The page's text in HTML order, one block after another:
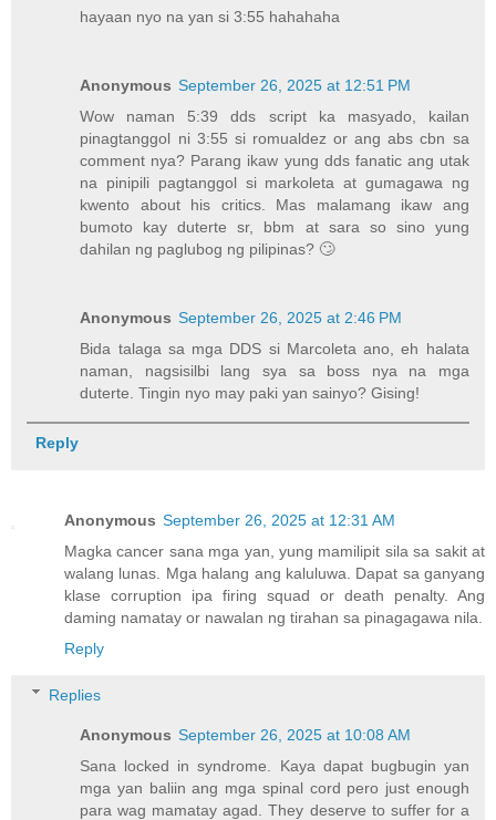
hayaan nyo na yan si 3:55 hahahaha
Anonymous September 26, 2025 at 12:51 PM
Wow naman 5:39 dds script ka masyado, kailan
pinagtanggol ni 3:55 si romualdez or ang abs cbn sa
comment nya? Parang ikaw yung dds fanatic ang utak
na pinipili pagtanggol si markoleta at gumagawa ng
kwento about his critics. Mas malamang ikaw ang
bumoto kay duterte sr, bbm at sara so sino yung
dahilan ng paglubog ng pilipinas? 🙄
Anonymous September 26, 2025 at 2:46 PM
Bida talaga sa mga DDS si Marcoleta ano, eh halata
naman, nagsisilbi lang sya sa boss nya na mga
duterte. Tingin nyo may paki yan sainyo? Gising!
Reply
Anonymous September 26, 2025 at 12:31 AM
Magka cancer sana mga yan, yung mamilipit sila sa sakit at
walang lunas. Mga halang ang kaluluwa. Dapat sa ganyang
klase corruption ipa firing squad or death penalty. Ang
daming namatay or nawalan ng tirahan sa pinagagawa nila.
Reply
Replies
Anonymous September 26, 2025 at 10:08 AM
Sana locked in syndrome. Kaya dapat bugbugin yan
mga yan baliin ang mga spinal cord pero just enough
para wag mamatay agad. They deserve to suffer for a